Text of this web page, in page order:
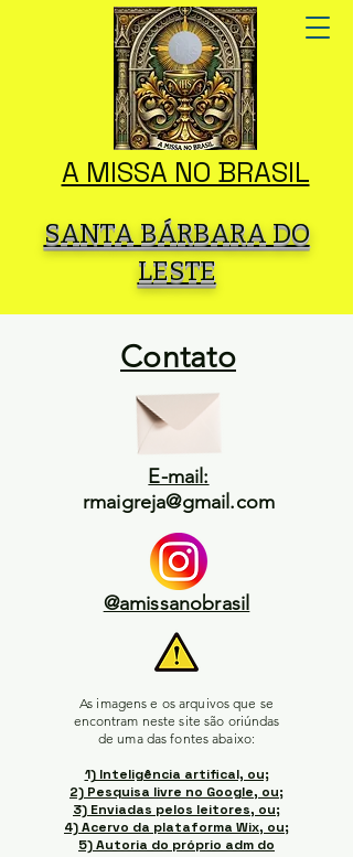
A MISSA NO BRASIL
SANTA BÁRBARA DO
LESTE
Contato
E-mail:
rmaigreja@gmail.com
@amissanobrasil
As imagens e os arquivos que se
encontram neste site são oriúndas
de uma das fontes abaixo:
1) Inteligência artifical, ou;
2) Pesquisa livre no Google, ou;
3) Enviadas pelos leitores, ou;
4) Acervo da plataforma Wix, ou;
5) Autoria do próprio adm do